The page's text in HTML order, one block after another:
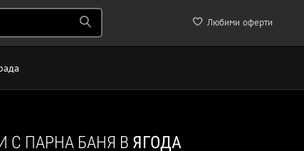
Любими оферти
С ПАРНА БАНЯ В ЯГОДА